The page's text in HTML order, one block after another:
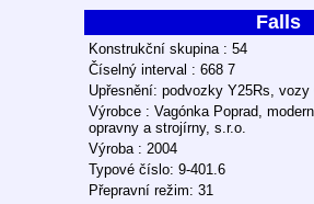
Falls
Konstrukční skupina : 54
Číselný interval : 668 7
Upřesnění: podvozky Y25Rs, vozy
Výrobce : Vagónka Poprad,
opravny a strojírny, s.r.o.
Výroba : 2004
Typové číslo: 9-401.6
Přepravní režim: 31